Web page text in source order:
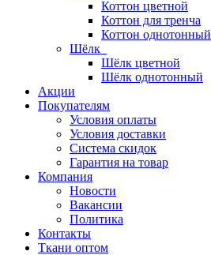
Коттон цветной
Коттон для тренча
Коттон однотонный
Шёлк
Шёлк цветной
Шёлк однотонный
Акции
Покупателям
Условия оплаты
Условия доставки
Система скидок
Гарантия на товар
Компания
Новости
Вакансии
Политика
Контакты
Ткани оптом